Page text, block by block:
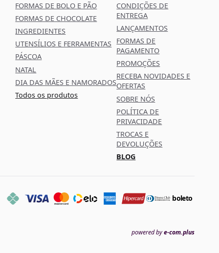
FORMAS DE BOLO E PÃO
FORMAS DE CHOCOLATE
INGREDIENTES
UTENSÍLIOS E FERRAMENTAS
PÁSCOA
NATAL
DIA DAS MÃES E NAMORADOS
Todos os produtos
CONDIÇÕES DE
ENTREGA
LANÇAMENTOS
FORMAS DE
PAGAMENTO
PROMOÇÕES
RECEBA NOVIDADES E
OFERTAS
SOBRE NÓS
POLÍTICA DE
PRIVACIDADE
TROCAS E
DEVOLUÇÕES
BLOG
boleto
powered bye-com.plus